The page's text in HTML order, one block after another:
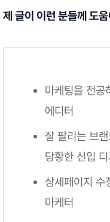
제 글이 이런 분들께 도
마케팅을 전공
에디터
잘 팔리는 브
당황한 신입
상세페이지 수
마케터